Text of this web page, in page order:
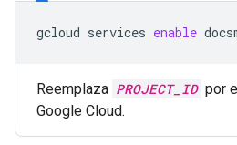
gcloud services enable
Reemplaza PROJECT_ID por
Google Cloud.